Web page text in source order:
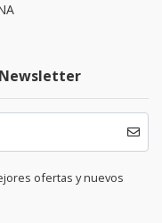
ofertas y nuevos